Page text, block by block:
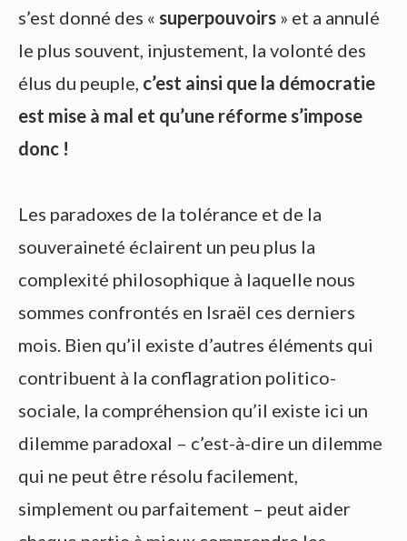
s’est donné des « superpouvoirs » et a annulé
le plus souvent, injustement, la volonté des
élus du peuple, c’est ainsi que la démocratie
est mise à mal et qu’une réforme s’impose
donc !
Les paradoxes de la tolérance et de la
souveraineté éclairent un peu plus la
complexité philosophique à laquelle nous
sommes confrontés en Israël ces derniers
mois. Bien qu’il existe d’autres éléments qui
contribuent à la conflagration politico-
sociale, la compréhension qu’il existe ici un
dilemme paradoxal – c’est-à-dire un dilemme
qui ne peut être résolu facilement,
simplement ou parfaitement – peut aider